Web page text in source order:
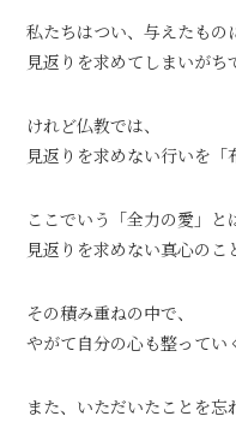
私たちはつい、与えたもの
見返りを求めてしまいがち
けれど仏教では、
見返りを求めない行いを「
ここでいう「全力の愛」と
見返りを求めない真心のこ
その積み重ねの中で、
やがて自分の心も整ってい
また、いただいたことを忘